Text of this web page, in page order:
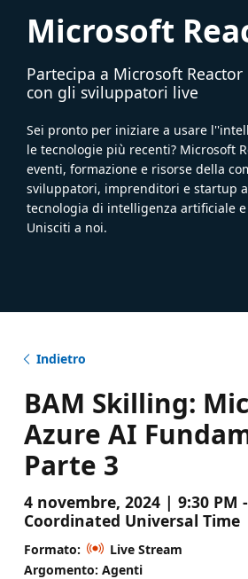
Microsoft
Partecipa a Microsoft
con gli sviluppatori live
Sei pronto per iniziare a usare
le tecnologie più recenti? Microsoft
eventi, formazione e risorse della
sviluppatori, imprenditori e startup
tecnologia di intelligenza artificiale
Unisciti a noi.
Indietro
BAM Skilling:
Azure AI
Parte 3
4 novembre, 2024 | 9:30 PM
Coordinated Universal Time
Formato:
Live Stream
Argomento: Agenti